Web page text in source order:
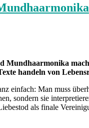
Mundhaarmonika
handeln von
einfach: Man muss
sondern sie
als finale